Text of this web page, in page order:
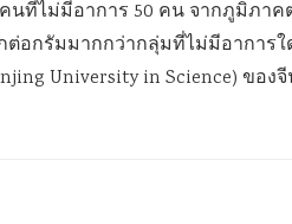
นที่ไม่มีอาการ 50 คน จากภูมิภา
อกรัมมากกว่ากลุ่มที่ไม่มีอาการใ
University in Science) ขอ